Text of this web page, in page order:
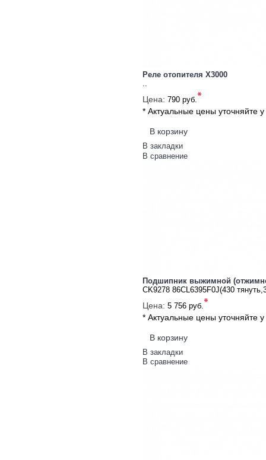
Реле отопителя X3000
..
Цена: 790 руб.*
* Актуальные цены уточняйте
В корзину
В закладки
В сравнение
Подшипник выжимной
CK9278 86CL6395F0J(430
Цена: 5 756 руб. *
* Актуальные цены уточняйте
В корзину
В закладки
В сравнение